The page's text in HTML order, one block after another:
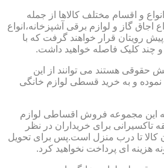
و اقسام مختلف کالاها از جمله
اجاق گاز و لوازم برقی آشپزخانه،انواع
رویتان قرار خواهند گرفت که با
و چند کلیک فاصله خواهید داشت.
حقوقی هستند می توانند از این
و به خرید قسطی لوازم خانگی
این مجموعه فروش اقساطی لوازم
تاکسیرانی برای خریداران در نظر
کالا تا درب منزل است.پس برای تحویل
هزینه ای پرداخت نخواهید کرد.